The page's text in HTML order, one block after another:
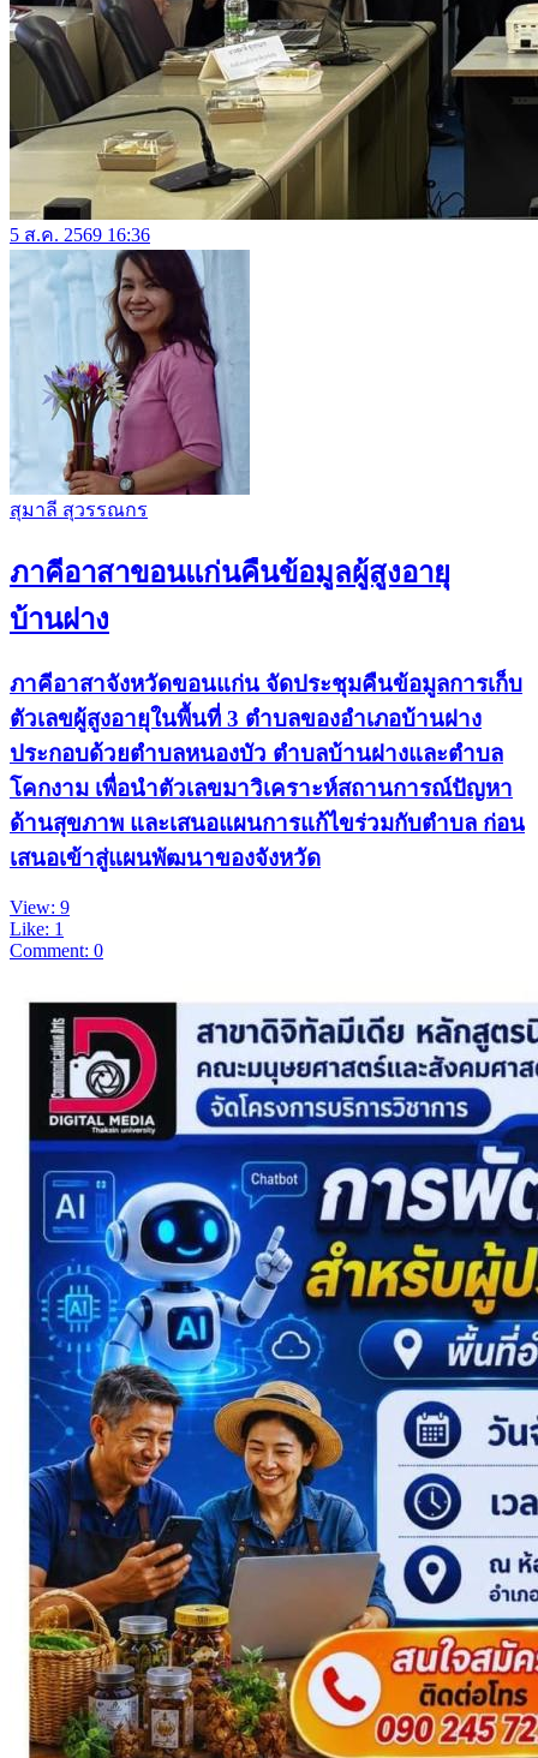
5 ส.ค. 2569 16:36
สุมาลี สุวรรณกร
ภาคีอาสาขอนแก่นคืนข้อมูลผู้สูงอายุ
บ้านฝาง
ภาคีอาสาจังหวัดขอนแก่น จัดประชุมคืนข้อมูลการเก็บ
ตัวเลขผู้สูงอายุในพื้นที่ 3 ตำบลของอำเภอบ้านฝาง
ประกอบด้วยตำบลหนองบัว ตำบลบ้านฝางและตำบล
โคกงาม เพื่อนำตัวเลขมาวิเคราะห์สถานการณ์ปัญหา
ด้านสุขภาพ และเสนอแผนการแก้ไขร่วมกับตำบล ก่อน
เสนอเข้าสู่แผนพัฒนาของจังหวัด
View: 9
Like: 1
Comment: 0